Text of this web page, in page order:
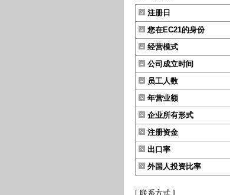
注册日
您在EC21的身份
经营模式
公司成立时间
员工人数
年营业额
企业所有形式
注册资金
出口率
外国人投资比率
[ 联系方式 ]